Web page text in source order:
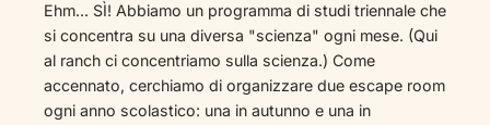
Ehm... SÌ! Abbiamo un programma di studi triennale che
si concentra su una diversa "scienza" ogni mese. (Qui
al ranch ci concentriamo sulla scienza.) Come
accennato, cerchiamo di organizzare due escape room
ogni anno scolastico: una in autunno e una in